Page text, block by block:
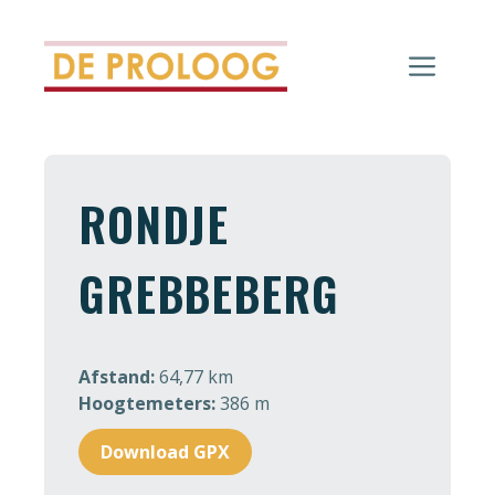
naar
de
inhoud
RONDJE
GREBBEBERG
Afstand:64,77 km
Hoogtemeters:386 m
Download GPX